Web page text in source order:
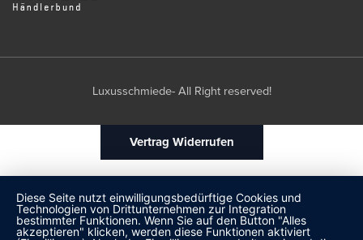
Luxusschmiede- All Right reserved!
Vertrag Widerrufen
Diese Seite nutzt einwilligungsbedürftige Cookies und
Technologien von Drittunternehmen zur Integration
bestimmter Funktionen. Wenn Sie auf den Button "Alles
akzeptieren" klicken, werden diese Funktionen aktiviert